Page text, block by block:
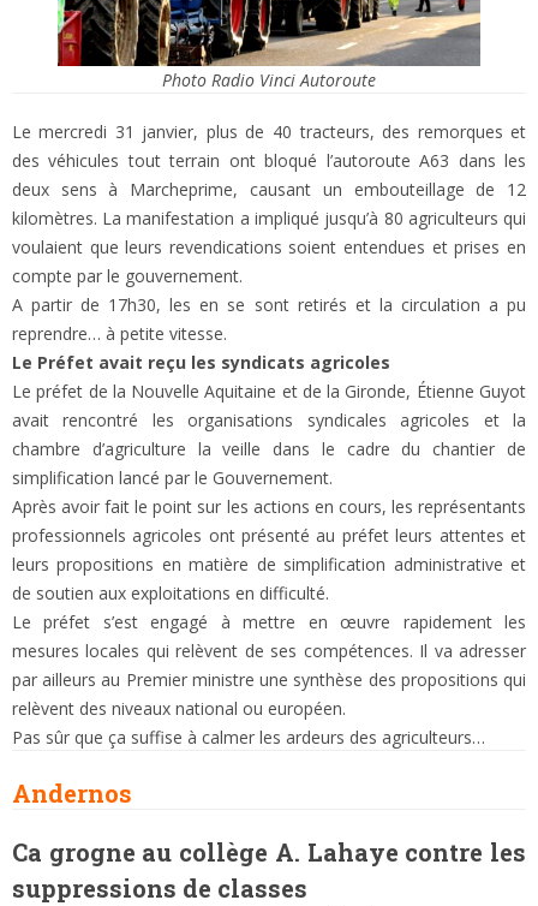
Photo Radio Vinci Autoroute
Le mercredi 31 janvier, plus de 40 tracteurs, des remorques et
des véhicules tout terrain ont bloqué l’autoroute A63 dans les
deux sens à Marcheprime, causant un embouteillage de 12
kilomètres. La manifestation a impliqué jusqu’à 80 agriculteurs qui
voulaient que leurs revendications soient entendues et prises en
compte par le gouvernement.
A partir de 17h30, les en se sont retirés et la circulation a pu
reprendre… à petite vitesse.
Le Préfet avait reçu les syndicats agricoles
Le préfet de la Nouvelle Aquitaine et de la Gironde, Étienne Guyot
avait rencontré les organisations syndicales agricoles et la
chambre d’agriculture la veille dans le cadre du chantier de
simplification lancé par le Gouvernement.
Après avoir fait le point sur les actions en cours, les représentants
professionnels agricoles ont présenté au préfet leurs attentes et
leurs propositions en matière de simplification administrative et
de soutien aux exploitations en difficulté.
Le préfet s’est engagé à mettre en œuvre rapidement les
mesures locales qui relèvent de ses compétences. Il va adresser
par ailleurs au Premier ministre une synthèse des propositions qui
relèvent des niveaux national ou européen.
Pas sûr que ça suffise à calmer les ardeurs des agriculteurs…
Andernos
Ca grogne au collège A. Lahaye contre les
suppressions de classes